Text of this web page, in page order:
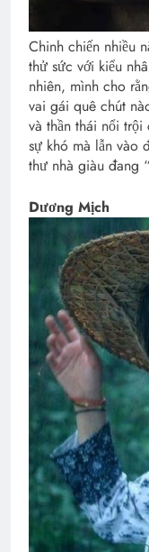
Chinh chiến nhiều
thử sức với kiểu
nhiên, mình cho
vai gái quê chút
và thần thái nổi
sự khó mà lẫn vào
thư nhà giàu đang
Dương Mịch